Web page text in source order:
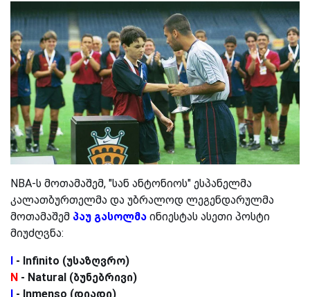
NBA-ს მოთამაშემ, "სან ანტონიოს" ესპანელმა
კალათბურთელმა და უბრალოდ ლეგენდარულმა
მოთამაშემ პაუ გასოლმა ინიესტას ასეთი პოსტი
მიუძღვნა:
I - Infinito (უსაზღვრო)
N - Natural (ბუნებრივი)
I - Inmenso (დიადი)